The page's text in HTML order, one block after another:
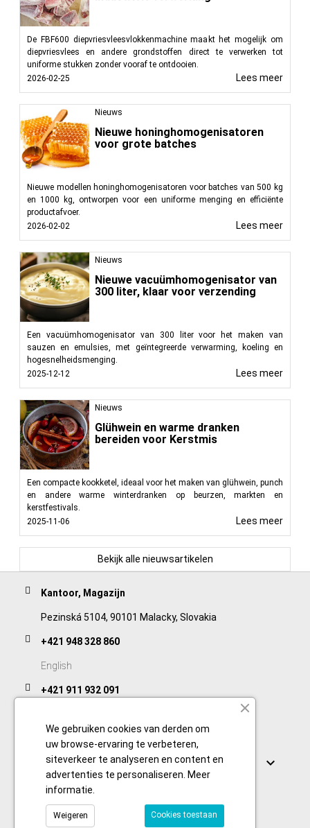
De FBF600 diepvriesvleesvlokkenmachine maakt het mogelijk om
diepvriesvlees en andere grondstoffen direct te verwerken tot
uniforme stukken zonder vooraf te ontdooien.
2026-02-25
Lees meer
Nieuws
Nieuwe honinghomogenisatoren
voor grote batches
Nieuwe modellen honinghomogenisatoren voor batches van 500 kg
en 1000 kg, ontworpen voor een uniforme menging en efficiënte
productafvoer.
2026-02-02
Lees meer
Nieuws
Nieuwe vacuümhomogenisator van
300 liter, klaar voor verzending
Een vacuümhomogenisator van 300 liter voor het maken van
sauzen en emulsies, met geïntegreerde verwarming, koeling en
hogesnelheidsmenging.
2025-12-12
Lees meer
Nieuws
Glühwein en warme dranken
bereiden voor Kerstmis
Een compacte kookketel, ideaal voor het maken van glühwein, punch
en andere warme winterdranken op beurzen, markten en
kerstfestivals.
2025-11-06
Lees meer
Bekijk alle nieuwsartikelen
Kantoor, Magazijn
Pezinská 5104, 90101 Malacky, Slovakia
+421 948 328 860
English
+421 911 932 091
Links 
We gebruiken cookies van derden om
uw browse-ervaring te verbeteren,
siteverkeer te analyseren en content en
advertenties te personaliseren. Meer
informatie
Cookies toestaan
Weigeren